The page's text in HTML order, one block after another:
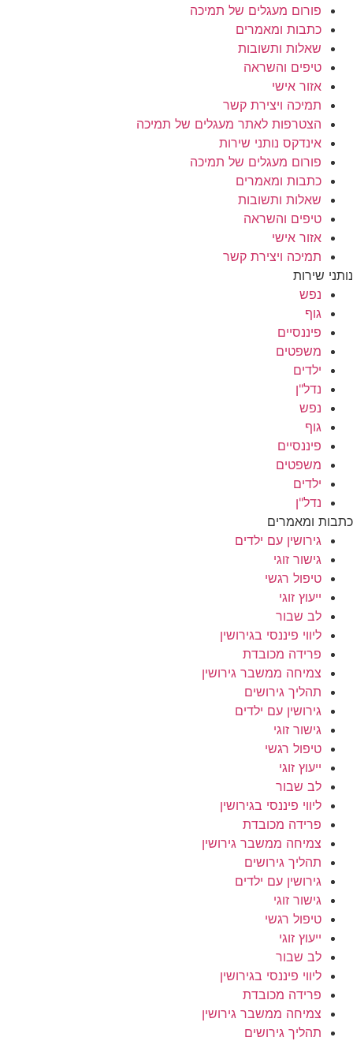
פורום מעגלים של תמיכה
כתבות ומאמרים
שאלות ותשובות
טיפים והשראה
אזור אישי
תמיכה ויצירת קשר
הצטרפות לאתר מעגלים של תמיכה
אינדקס נותני שירות
פורום מעגלים של תמיכה
כתבות ומאמרים
שאלות ותשובות
טיפים והשראה
אזור אישי
תמיכה ויצירת קשר
נותני שירות
נפש
גוף
פיננסיים
משפטים
ילדים
נדל"ן
נפש
גוף
פיננסיים
משפטים
ילדים
נדל"ן
כתבות ומאמרים
גירושין עם ילדים
גישור זוגי
טיפול רגשי
ייעוץ זוגי
לב שבור
ליווי פיננסי בגירושין
פרידה מכובדת
צמיחה ממשבר גירושין
תהליך גירושים
גירושין עם ילדים
גישור זוגי
טיפול רגשי
ייעוץ זוגי
לב שבור
ליווי פיננסי בגירושין
פרידה מכובדת
צמיחה ממשבר גירושין
תהליך גירושים
גירושין עם ילדים
גישור זוגי
טיפול רגשי
ייעוץ זוגי
לב שבור
ליווי פיננסי בגירושין
פרידה מכובדת
צמיחה ממשבר גירושין
תהליך גירושים